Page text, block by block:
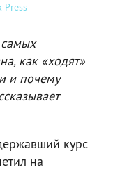
Press
как «ходят»
и почему
курс
на